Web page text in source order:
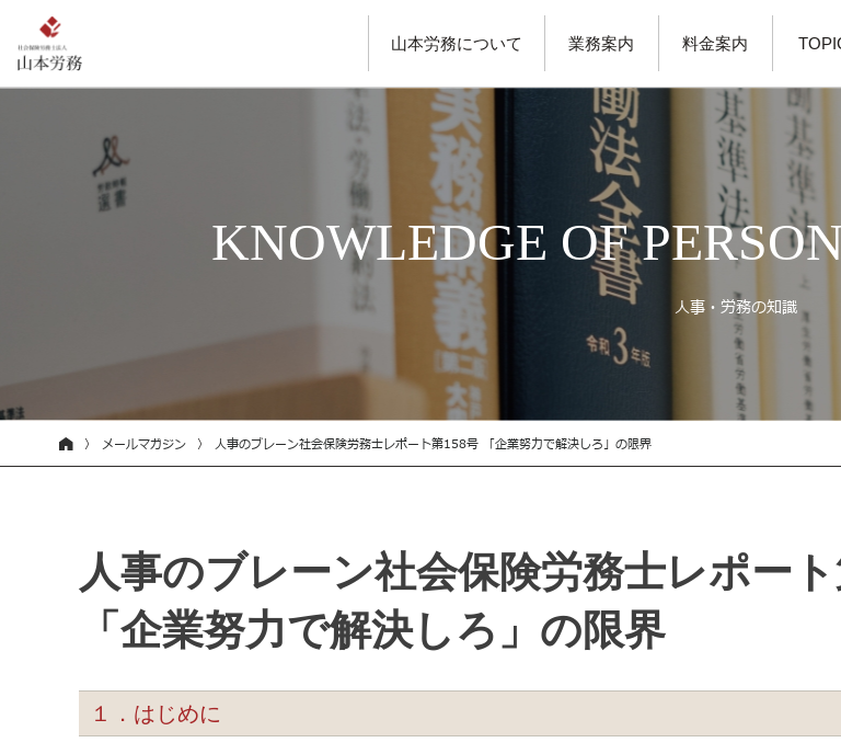
山本労務について 業務案内 料金案内
KNOWLEDGE OF
人事・労務の知識
メールマガジン 人事のブレーン社会保険労務士レポート第158号 「企業努力で解決しろ」の限界
人事のブレーン社会保険労務士レポー
「企業努力で解決しろ」の限界
１．はじめに